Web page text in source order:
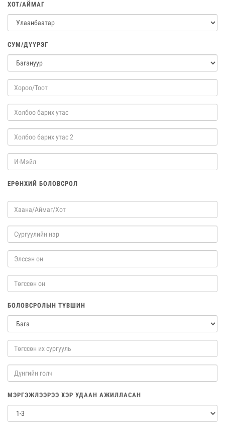
ХОТ/АЙМАГ
СУМ/ДҮҮРЭГ
ЕРӨНХИЙ БОЛОВСРОЛ
БОЛОВСРОЛЫН ТҮВШИН
МЭРГЭЖЛЭЭРЭЭ ХЭР УДААН АЖИЛЛАСАН